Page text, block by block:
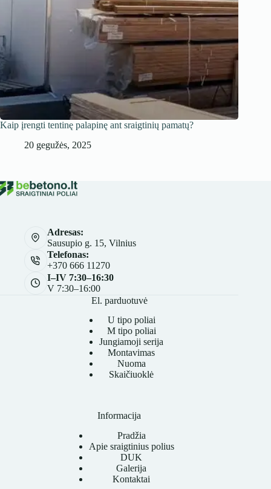
Kaip įrengti tentinę palapinę ant sraigtinių pamatų?
20 gegužės, 2025
Adresas:
Sausupio g. 15, Vilnius
Telefonas:
+370 666 11270
I–IV 7:30–16:30
V 7:30–16:00
El. parduotuvė
U tipo poliai
M tipo poliai
Jungiamoji serija
Montavimas
Nuoma
Skaičiuoklė
Informacija
Pradžia
Apie sraigtinius polius
DUK
Galerija
Kontaktai